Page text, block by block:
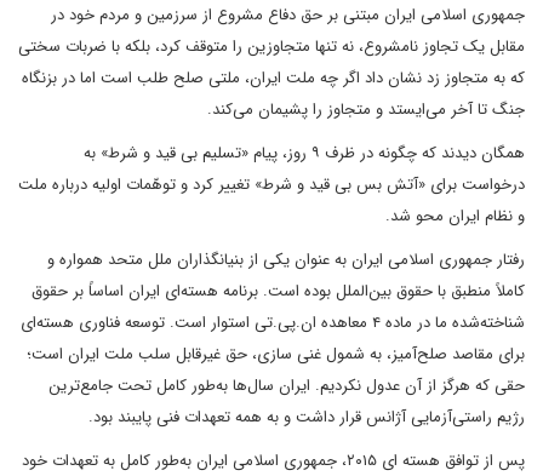
جمهوری اسلامی ایران مبتنی بر حق دفاع مشروع از سرزمین و مردم خود در
مقابل یک تجاوز نامشروع، نه تنها متجاوزین را متوقف کرد، بلکه با ضربات سختی
که به متجاوز زد نشان داد اگر چه ملت ایران، ملتی صلح طلب است اما در بزنگاه
جنگ تا آخر می‌ایستد و متجاوز را پشیمان می‌کند.
همگان دیدند که چگونه در ظرف ۹ روز، پیام «تسلیم بی قید و شرط» به
درخواست برای «آتش بس بی قید و شرط» تغییر کرد و توهّمات اولیه درباره ملت
و نظام ایران محو شد.
رفتار جمهوری اسلامی ایران به عنوان یکی از بنیانگذاران ملل متحد همواره و
کاملاً منطبق با حقوق بین‌الملل بوده است. برنامه هسته‌ای ایران اساساً بر حقوق
شناخته‌شده ما در ماده ۴ معاهده ان.پی.تی استوار است. توسعه فناوری هسته‌ای
برای مقاصد صلح‌آمیز، به شمول غنی سازی، حق غیرقابل سلب ملت ایران است؛
حقی که هرگز از آن عدول نکردیم. ایران سال‌ها به‌طور کامل تحت جامع‌ترین
رژیم راستی‌آزمایی آژانس قرار داشت و به همه تعهدات فنی پایبند بود.
پس از توافق هسته ای ۲۰۱۵، جمهوری اسلامی ایران به‌طور کامل به تعهدات خود